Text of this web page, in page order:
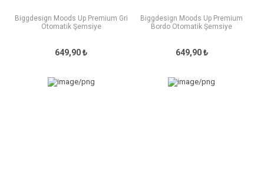
Biggdesign Moods Up Premium Gri
Otomatik Şemsiye
649,90 ₺
Biggdesign Moods Up Premium
Bordo Otomatik Şemsiye
649,90 ₺